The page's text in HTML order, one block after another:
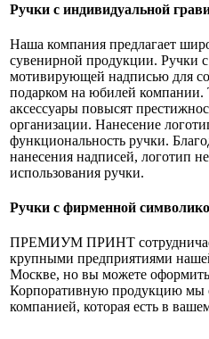
Ручки с индивидуальной
Наша компания предлагает
сувенирной продукции. Ручки
мотивирующей надписью для
подарком на юбилей компании.
аксессуары повысят
организации. Нанесение
функциональность ручки.
нанесения надписей, логотип
использования ручки.
Ручки с фирменной
ПРЕМИУМ ПРИНТ
крупными предприятиями
Москве, но вы можете оформить
Корпоративную продукцию мы
компанией, которая есть в